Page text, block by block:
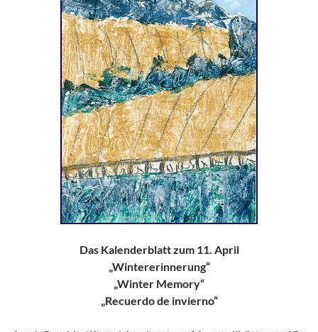
Das Kalenderblatt zum 11. April
„Wintererinnerung“
„Winter Memory“
„Recuerdo de invierno“